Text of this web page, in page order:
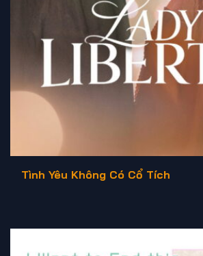
Tình Yêu Không Có Cổ Tích